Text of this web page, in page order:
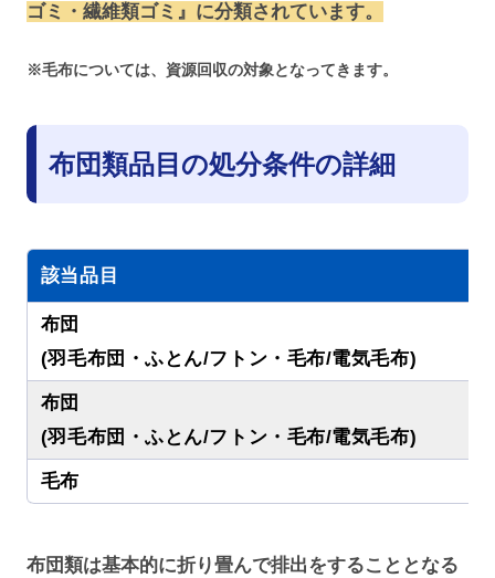
ゴミ・繊維類ゴミ』に分類されています。
※毛布については、資源回収の対象となってきます。
布団類品目の処分条件の詳細
該当品目
布団
(羽毛布団・ふとん/フトン・毛布/電気毛布)
布団
(羽毛布団・ふとん/フトン・毛布/電気毛布)
毛布
布団類は基本的に折り畳んで排出をすることとなる